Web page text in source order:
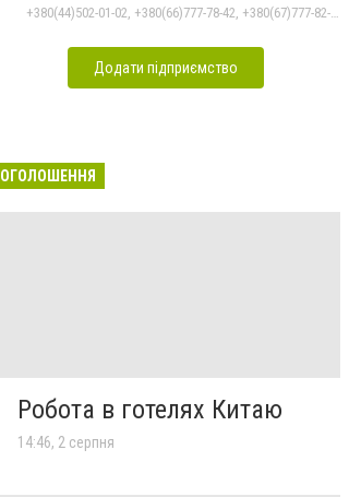
+380(44)502-01-02, +380(66)777-78-42, +380(67)777-82-19, +380(67)890-80-80, +380(73)890-80-80, +380(44)502-01-03
Додати підприємство
ОГОЛОШЕННЯ
Робота в готелях Китаю
14:46, 2 серпня